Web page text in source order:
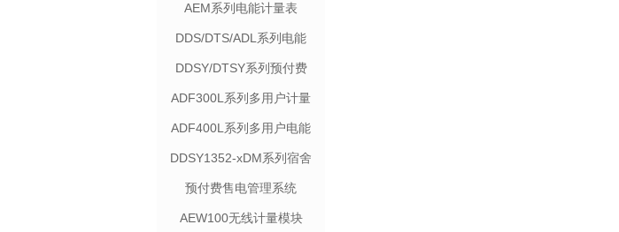
AEM系列电能计量表
DDS/DTS/ADL系列电能
计量表
DDSY/DTSY系列预付费
ADF300L系列多用户计量
ADF400L系列多用户电能
DDSY1352-xDM系列宿舍
用电管理终端
预付费售电管理系统
AEW100无线计量模块